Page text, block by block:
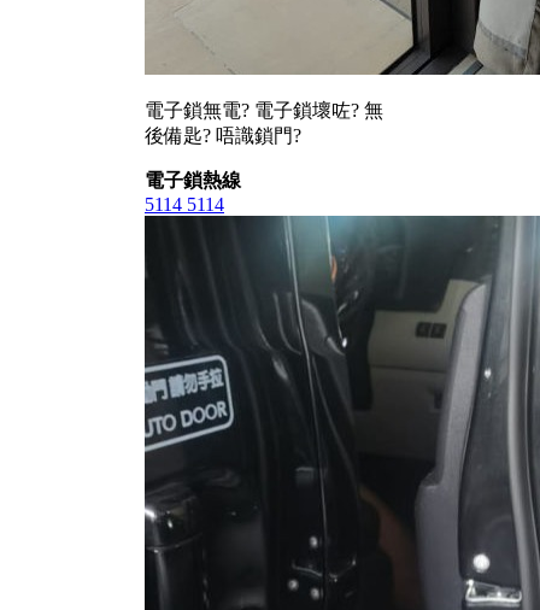
電子鎖無電? 電子鎖壞咗? 無
後備匙? 唔識鎖門?
電子鎖熱線
5114 5114